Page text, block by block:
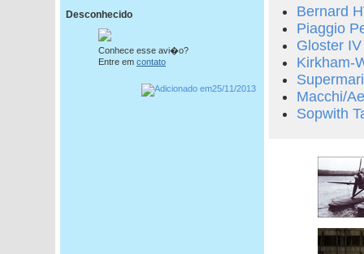
Bernard
Piaggio
Gloster
Kirkham-
Macchi/
Sopwith
Desconhecido
Conhece esse avi�o?
Entre em contato
25/11/2013